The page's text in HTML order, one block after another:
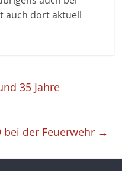
auch dort aktuell
35 Jahre
der Feuerwehr →